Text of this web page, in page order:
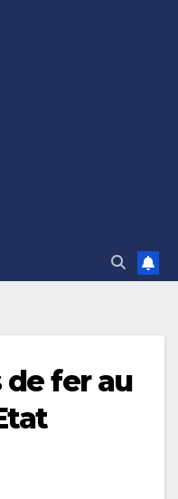
de fer au